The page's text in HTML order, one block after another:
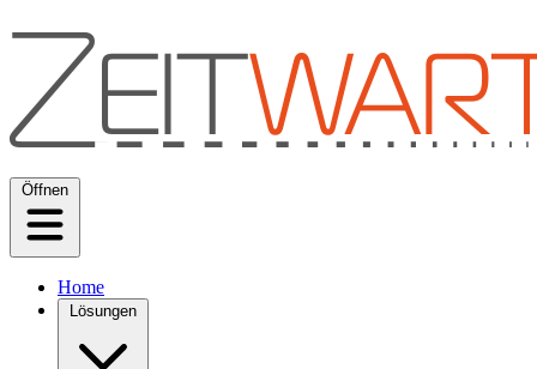
Öffnen
Home
Lösungen